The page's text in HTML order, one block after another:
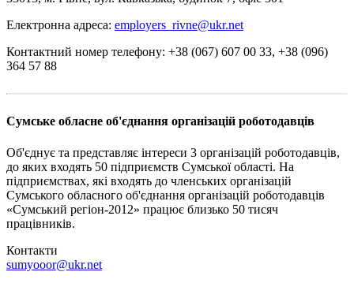
Електронна адреса: employers_rivne@ukr.net
Контактний номер телефону: +38 (067) 607 00 33, +38 (096)
364 57 88
Сумське обласне об'єднання організацій роботодавців
Об'єднує та представляє інтереси 3 організацій роботодавців,
до яких входять 50 підприємств Сумської області. На
підприємствах, які входять до членських організацій
Сумського обласного об'єднання організацій роботодавців
«Сумський регіон-2012» працює близько 50 тисяч
працівників.
Контакти
sumyooor@ukr.net